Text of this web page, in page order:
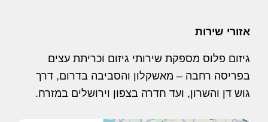
אזורי שירות
גיזום פלוס מספקת שירותי גיזום וכריתת עצים
בפריסה רחבה – מאשקלון והסביבה בדרום, דרך
גוש דן והשרון, ועד חדרה בצפון וירושלים במזרח.